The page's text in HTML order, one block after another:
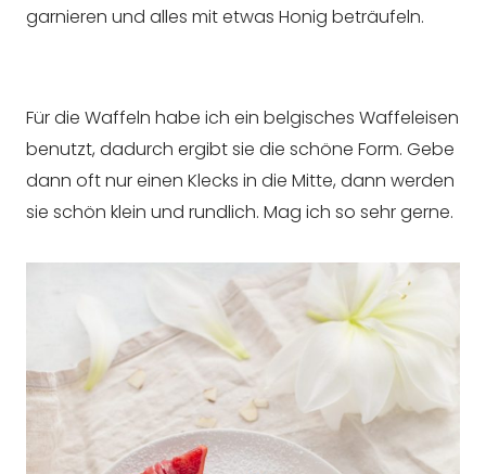
garnieren und alles mit etwas Honig beträufeln.
Für die Waffeln habe ich ein belgisches Waffeleisen
benutzt, dadurch ergibt sie die schöne Form. Gebe
dann oft nur einen Klecks in die Mitte, dann werden
sie schön klein und rundlich. Mag ich so sehr gerne.